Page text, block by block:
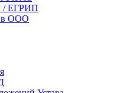
/ ЕГРИП
в ООО